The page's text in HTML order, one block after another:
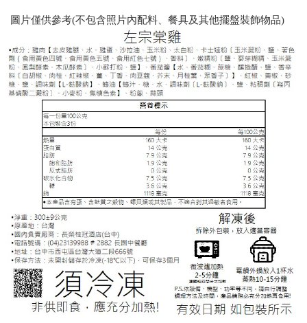
圖片僅供參考(不包含照片內配料、餐具及其他擺盤裝飾​物品)